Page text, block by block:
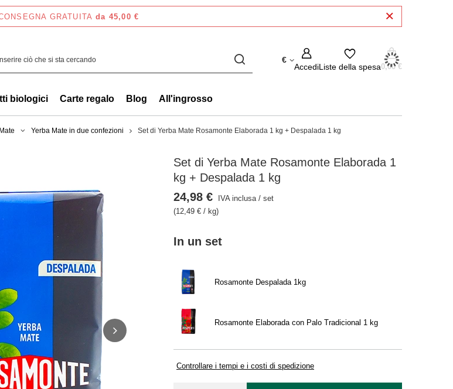
GRATUITA da 45,00 €
€
AccediListe della spesa0,00 €
biologici Carte regalo Blog All'ingrosso
Yerba Mate in due confezioni Set di Yerba Mate Rosamonte Elaborada 1 kg + Despalada 1 kg
Set di Yerba Mate Rosamonte Elaborada 1
kg + Despalada 1 kg
In un set
Rosamonte Despalada 1kg
Rosamonte Elaborada con Palo Tradicional 1 kg
Controllare i tempi e i costi di spedizione
24,98 € IVA inclusa/set
(12,49 € / kg)